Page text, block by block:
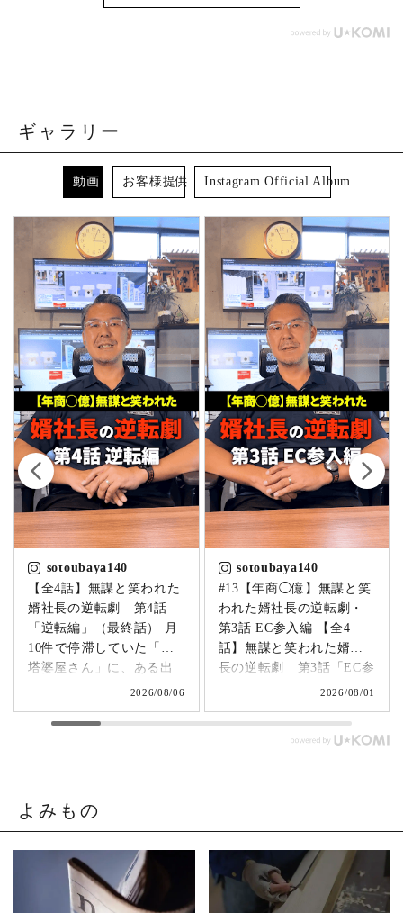
ギャラリー
動画 お客様提供 Instagram Official Album
sotoubaya140
【全4話】無謀と笑われた
婿社長の逆転劇 第4話
「逆転編」（最終話） 月
10件で停滞していた「卒
塔婆屋さん」に、ある出
来事が起こります。▶
まじゃまずい。」 そう痛
発動します。 来る日も来
も予想しなかった結果で
した。 無謀だと笑われた
婿社長の逆転劇、ついに
2026/08/06
sotoubaya140
#13【年商◯億】無謀と笑
われた婿社長の逆転劇・
第3話 EC参入編 【全4
話】無謀と笑われた婿社
長の逆転劇 第3話「EC参
たやじ社長が下した決断
とは。▶ @sotoubaya140
いたそうです。 それで
も、ダメ元で始めた初め
てのネットショップ運
2026/08/01
よみもの